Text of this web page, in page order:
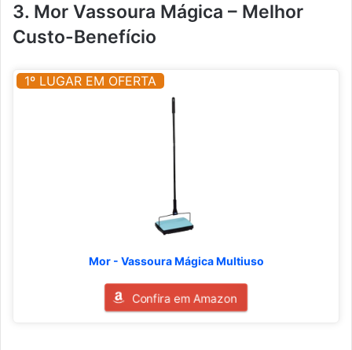
3. Mor Vassoura Mágica – Melhor
Custo-Benefício
1º LUGAR EM OFERTA
Mor - Vassoura Mágica Multiuso
Confira em Amazon